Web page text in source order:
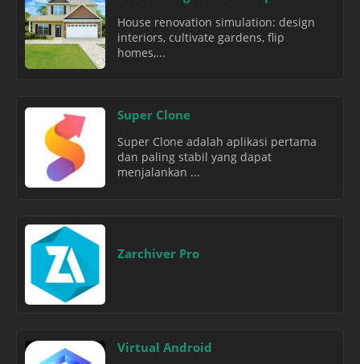
House renovation simulation: design
interiors, cultivate gardens, flip
homes,...
Super Clone
Super Clone adalah aplikasi pertama
dan paling stabil yang dapat
menjalankan ...
Zarchiver Pro
Virtual Android